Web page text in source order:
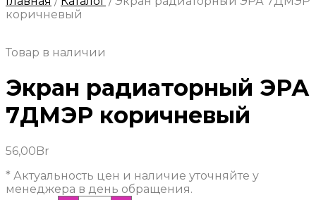
коричневый
Товар в наличии
Экран радиаторный ЭРА
7ДМЭР коричневый
56,00Br
* Актуальность цен и наличие уточняйте у
менеджера в день обращения.